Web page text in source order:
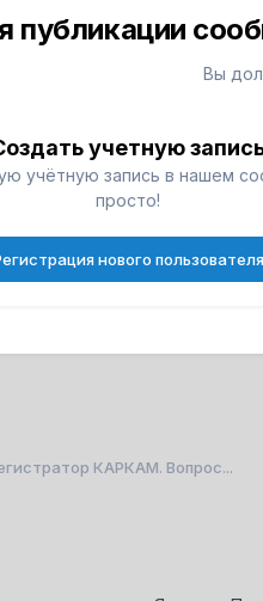
публикации
Вы
учетную
учётную запись в нашем
просто!
нового пользователя
КАРКАМ. Вопрос...